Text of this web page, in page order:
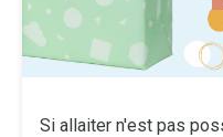
Si allaiter n'est pas